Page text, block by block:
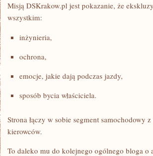
Misją DSKrakow.pl jest pokazanie, że
wszystkim:
inżynieria,
ochrona,
emocje, jakie dają podczas jazdy,
sposób bycia właściciela.
Strona łączy w sobie segment samochodowy
kierowców.
To daleko mu do kolejnego ogólnego bloga